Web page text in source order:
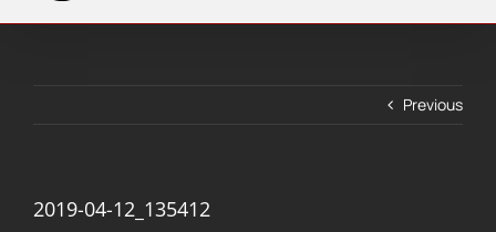
Previous
2019-04-12_135412